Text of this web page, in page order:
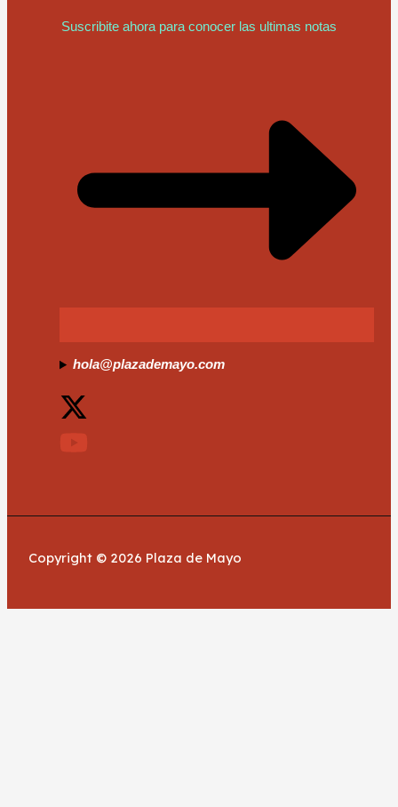
Suscribite ahora para conocer las ultimas notas
hola@plazademayo.com
Copyright © 2026 Plaza de Mayo